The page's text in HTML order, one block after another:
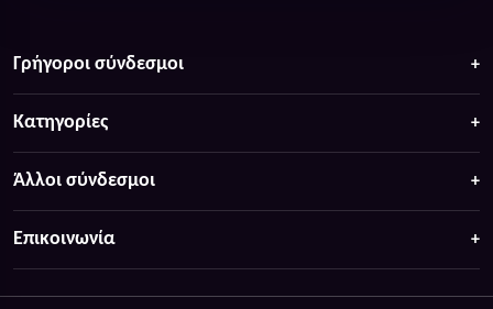
Γρήγοροι σύνδεσμοι
Κατηγορίες
Άλλοι σύνδεσμοι
Επικοινωνία